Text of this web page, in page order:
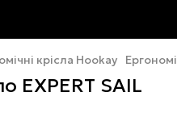
крісла Hookay
EXPERT SAIL